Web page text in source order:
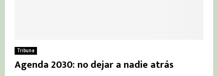
Tribuna
Agenda 2030: no dejar a nadie atrás